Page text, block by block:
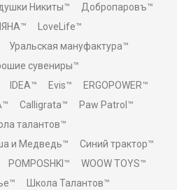
Никиты™
Добропаровъ™
LoveLife™
Уральская мануфактура™
сувениры™
IDEA™ Evis™
ERGOPOWER™
Calligrata™
Paw Patrol™
талантов™
и Медведь™
Синий трактор™
POMPOSHKI™
WOOW TOYS™
Школа Талантов™